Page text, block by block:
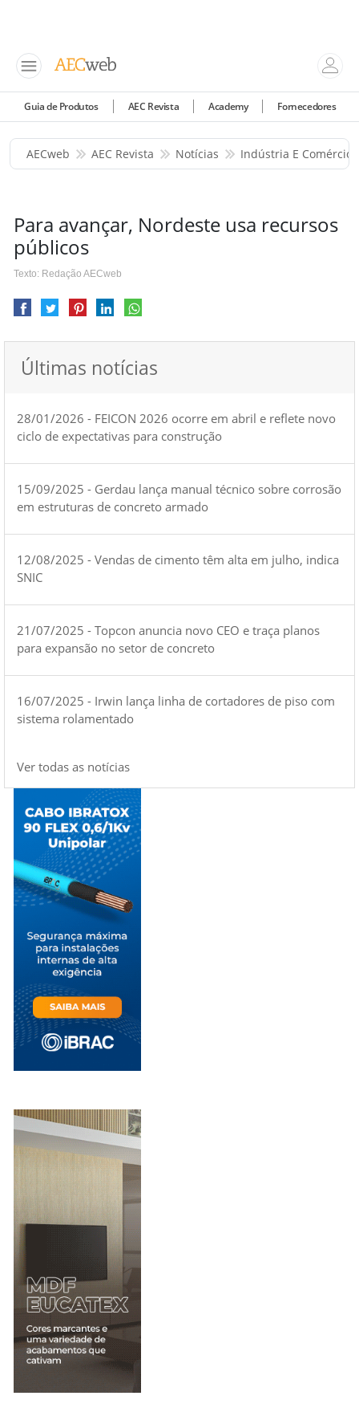
Guia de Produtos AEC Revista Academy Fornecedores
AECweb AEC Revista Notícias Indústria E Comércio
Para avançar, Nordeste usa recursos
públicos
Texto: Redação AECweb
Últimas notícias
28/01/2026 - FEICON 2026 ocorre em abril e reflete novo
ciclo de expectativas para construção
15/09/2025 - Gerdau lança manual técnico sobre corrosão
em estruturas de concreto armado
12/08/2025 - Vendas de cimento têm alta em julho, indica
SNIC
21/07/2025 - Topcon anuncia novo CEO e traça planos
para expansão no setor de concreto
16/07/2025 - Irwin lança linha de cortadores de piso com
sistema rolamentado
Ver todas as notícias